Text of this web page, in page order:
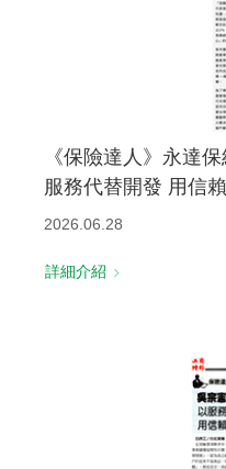
《保險達人》永達
服務代替開發 用信
2026.06.28
詳細介紹